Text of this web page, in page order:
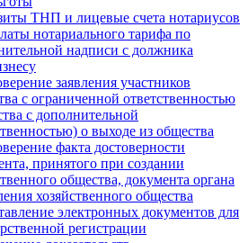
ТНП и лицевые счета нотариусов
нотариального тарифа по
надписи с должника
заявления участников
с ограниченной ответственностью
с дополнительной
о выходе из общества
факта достоверности
принятого при создании
общества, документа органа
хозяйственного общества
электронных документов для
регистрации